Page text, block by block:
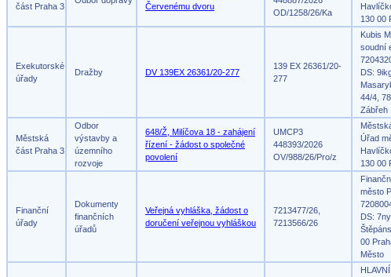
část Praha 3
Červenému dvoru
OD/1258/26/Ka
130 00
Exekutorské
úřady
Dražby DV 139EX 26361/20-277
139 EX 26361/20-
277
Kubis
soudní
DS:
44/4,
Zábřeh
Městská
část Praha 3
Odbor
výstavby a
územního
rozvoje
648/Ž, Milíčova 18 - zahájení
řízení - žádost o společné
povolení
UMCP3
448393/2026
OV/988/26/Pro/z
Úřad
130 00
Finanční
úřady
Dokumenty
finančních
úřadů
Veřejná vyhláška, žádost o
doručení veřejnou vyhláškou
7213477/26,
7213566/26
město
DS:
00
Město